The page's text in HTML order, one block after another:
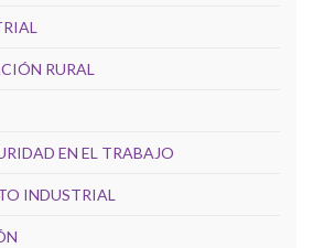
RURAL
EN EL TRABAJO
INDUSTRIAL